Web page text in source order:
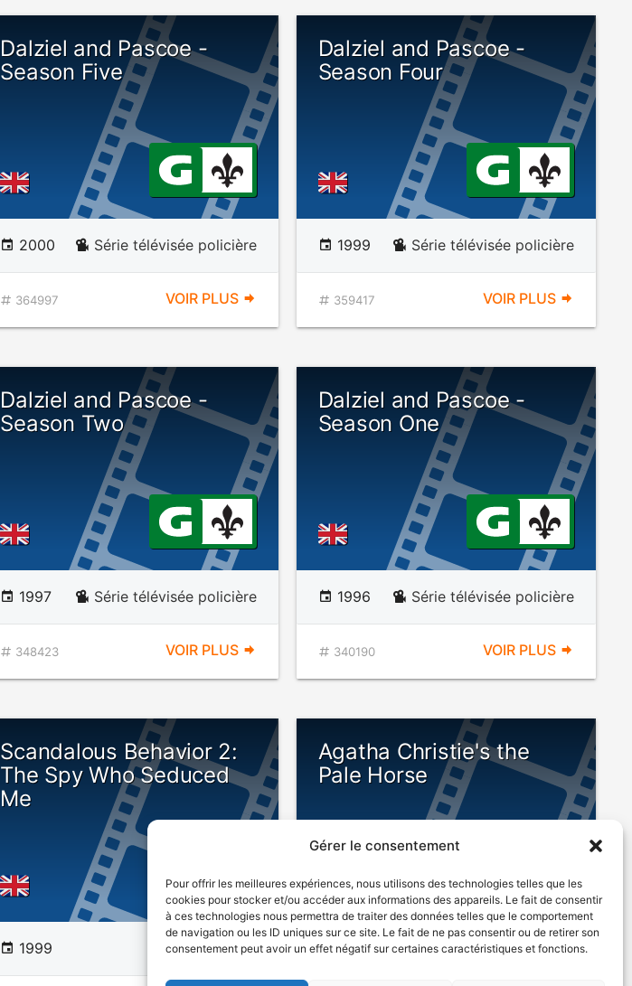
Gérer le consentement
Pour offrir les meilleures expériences, nous utilisons des technologies telles que les
cookies pour stocker et/ou accéder aux informations des appareils. Le fait de consentir
à ces technologies nous permettra de traiter des données telles que le comportement
de navigation ou les ID uniques sur ce site. Le fait de ne pas consentir ou de retirer son
consentement peut avoir un effet négatif sur certaines caractéristiques et fonctions.
Dalziel and Pascoe -
Season Five
2000 Série télévisée policière
364997 VOIR PLUS
Dalziel and Pascoe -
Season Four
1999 Série télévisée policière
359417 VOIR PLUS
Dalziel and Pascoe -
Season Two
1997 Série télévisée policière
348423 VOIR PLUS
Dalziel and Pascoe -
Season One
1996 Série télévisée policière
340190 VOIR PLUS
Scandalous Behavior 2:
The Spy Who Seduced
Me
1999
Agatha Christie's the
Pale Horse
1996 Suspense